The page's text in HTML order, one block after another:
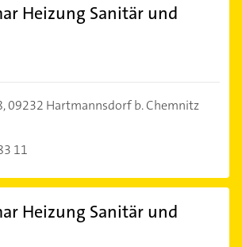
Heizung Sanitär und
09232 Hartmannsdorf b. Chemnitz
11
Heizung Sanitär und